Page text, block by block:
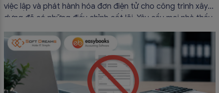
việc lập và phát hành hóa đơn điện tử cho công trình xây
dựng đã có những điều chỉnh cốt lõi. Yêu cầu mọi nhà thầu
và doanh nghiệp bắt buộc phải tuân thủ nghiêm ngặt. Để
hạn chế tối đa rủi ro, kế toán […]